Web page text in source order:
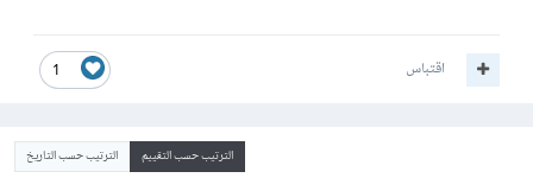
1 اقتباس
الترتيب حسب التقييم الترتيب حسب التاريخ